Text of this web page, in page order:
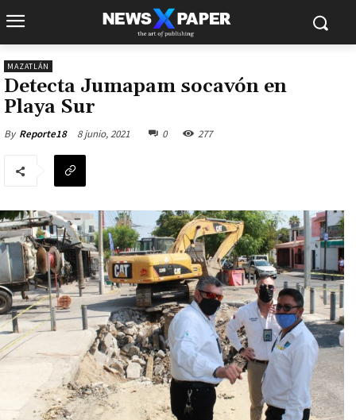
MAZATLÁN
Detecta Jumapam socavón en
Playa Sur
By Reporte18 8 junio, 2021 0 277